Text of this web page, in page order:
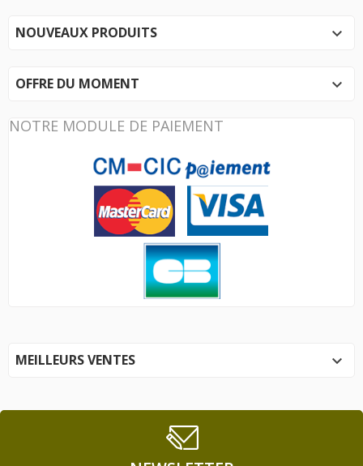
NOUVEAUX PRODUITS 
OFFRE DU MOMENT 
NOTRE MODULE DE PAIEMENT
MEILLEURS VENTES 